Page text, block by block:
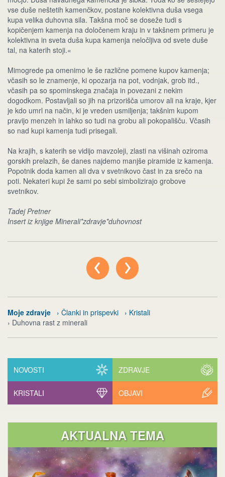
vse duše neštetih kamenčkov, postane kolektivna duša vsega
kupa velika duhovna sila. Takšna moč se doseže tudi s
kopičenjem kamenja na določenem kraju in v takšnem primeru je
kolektivna in sveta duša kupa kamenja neločljiva od svete duše
tal, na katerih stoji.«
Mimogrede pa omenimo le še različne pomene kupov kamenja;
včasih so le znamenje, ki opozarja na pot, vodnjak, grob itd.,
včasih pa so spominskega značaja in povezani z nekim
dogodkom. Postavljali so jih na prizorišča umorov ali na kraje, kjer
je kdo umrl na način, ki je vreden usmiljenja; takšnim kupom
pravijo menzeh in lahko so tudi na grobu ali pokopališču. Včasih
so nad kupi kamenja tudi prisegali.
Na krajih, s katerih se vidijo mavzoleji, zlasti na višinah oziroma
gorskih prelazih, še danes najdemo manjše piramide iz kamenja.
Popotnik doda kamen ali dva v svetnikovo čast in za srečo na
poti. Nekateri kupi že sami po sebi simbolizirajo grobove
svetnikov.
Tadej Pretner
Insert iz knjige Minerali*zdravje*duhovnost
Moje zdravje › Članki in prispevki
› Kristali
› Duhovna rast z minerali
NOVOSTI ZDRAVJE
KRISTALI OBJAVI
AKTUALNA TEMA